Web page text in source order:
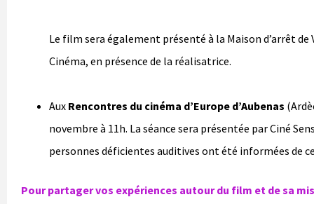
Le film sera également présenté à la Maison d’arrêt
Cinéma, en présence de la réalisatrice.
Aux Rencontres du cinéma d’Europe d’Aubenas
novembre à 11h. La séance sera présentée par Ciné
personnes déficientes auditives ont été informées de
Pour partager vos expériences autour du film et de sa